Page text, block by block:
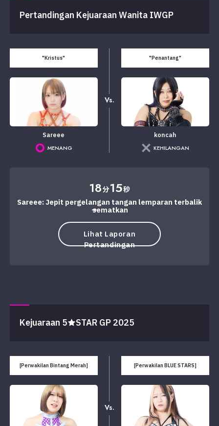
Pertandingan Kejuaraan Wanita IWGP
"Kristus"
Sareee
MENANG
Vs.
"Penantang"
koncah
KEHILANGAN
18分15秒
Sareee: Jepit pergelangan tangan lemparan terbalik
→ sematkan
Lihat Laporan
Pertandingan
Kejuaraan 5★STAR GP 2025
[Perwakilan Bintang Merah]
Vs.
[Perwakilan BLUE STARS]